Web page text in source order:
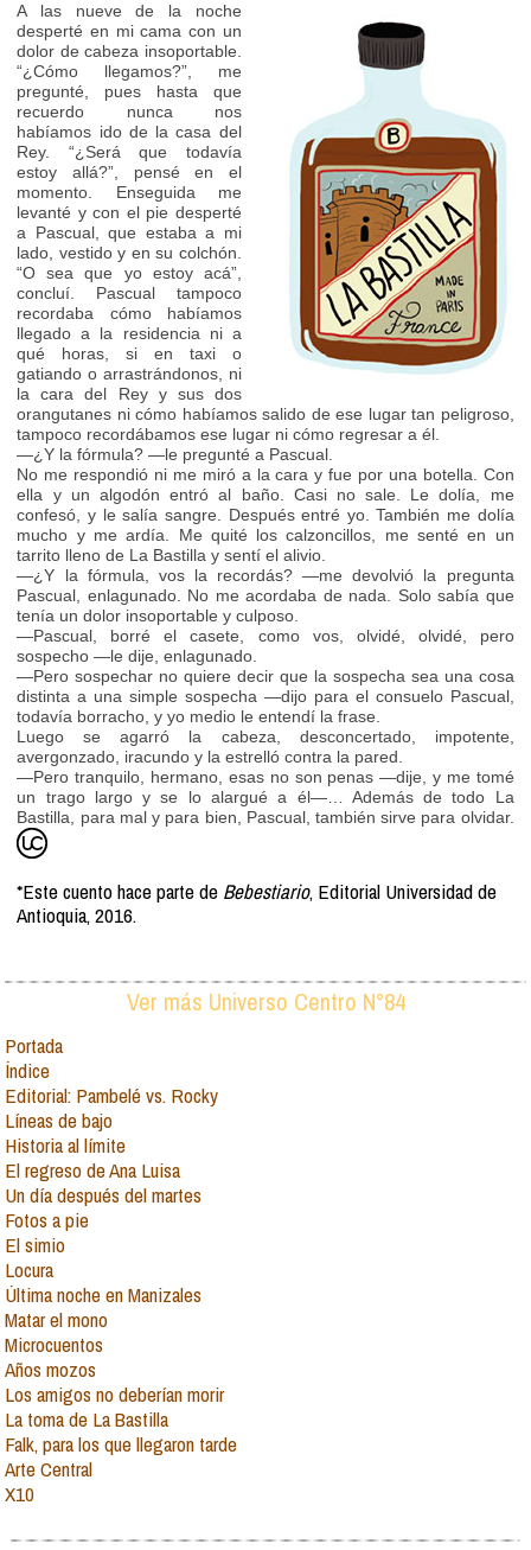
A las nueve de la noche
desperté en mi cama con un
dolor de cabeza insoportable.
“¿Cómo llegamos?”, me
pregunté, pues hasta que
recuerdo nunca nos
habíamos ido de la casa del
Rey. “¿Será que todavía
estoy allá?”, pensé en el
momento. Enseguida me
levanté y con el pie desperté
a Pascual, que estaba a mi
lado, vestido y en su colchón.
“O sea que yo estoy acá”,
concluí. Pascual tampoco
recordaba cómo habíamos
llegado a la residencia ni a
qué horas, si en taxi o
gatiando o arrastrándonos, ni
la cara del Rey y sus dos
orangutanes ni cómo habíamos salido de ese lugar tan peligroso,
tampoco recordábamos ese lugar ni cómo regresar a él.
—¿Y la fórmula? —le pregunté a Pascual.
No me respondió ni me miró a la cara y fue por una botella. Con
ella y un algodón entró al baño. Casi no sale. Le dolía, me
confesó, y le salía sangre. Después entré yo. También me dolía
mucho y me ardía. Me quité los calzoncillos, me senté en un
tarrito lleno de La Bastilla y sentí el alivio.
—¿Y la fórmula, vos la recordás? —me devolvió la pregunta
Pascual, enlagunado. No me acordaba de nada. Solo sabía que
tenía un dolor insoportable y culposo.
—Pascual, borré el casete, como vos, olvidé, olvidé, pero
sospecho —le dije, enlagunado.
—Pero sospechar no quiere decir que la sospecha sea una cosa
distinta a una simple sospecha —dijo para el consuelo Pascual,
todavía borracho, y yo medio le entendí la frase.
Luego se agarró la cabeza, desconcertado, impotente,
avergonzado, iracundo y la estrelló contra la pared.
—Pero tranquilo, hermano, esas no son penas —dije, y me tomé
un trago largo y se lo alargué a él—… Además de todo La
Bastilla, para mal y para bien, Pascual, también sirve para olvidar.
*Este cuento hace parte de Bebestiario, Editorial Universidad de
Antioquia, 2016.
Ver más Universo Centro N°84
Portada
Índice
Editorial: Pambelé vs. Rocky
Líneas de bajo
Historia al límite
El regreso de Ana Luisa
Un día después del martes
Fotos a pie
El simio
Locura
Última noche en Manizales
Matar el mono
Microcuentos
Años mozos
Los amigos no deberían morir
La toma de La Bastilla
Falk, para los que llegaron tarde
Arte Central
X10